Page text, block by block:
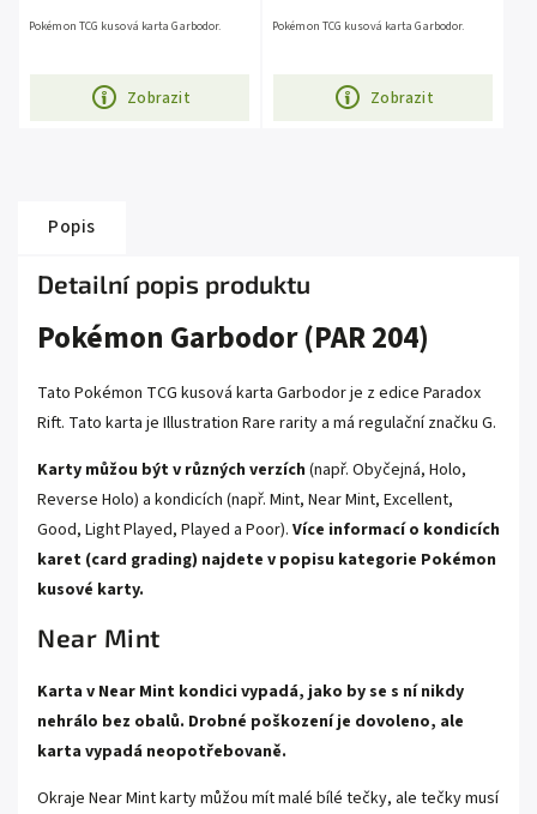
Zobrazit
Pokémon TCG kusová karta Garbodor.
Zobrazit
Pokémon TCG kusová karta Garbodor.
Popis
Detailní popis produktu
Pokémon Garbodor (PAR 204)
Tato Pokémon TCG kusová karta Garbodor je z edice Paradox
Rift. Tato karta je Illustration Rare rarity a má regulační značku G.
Karty můžou být v různých verzích (např. Obyčejná, Holo,
Reverse Holo) a kondicích (např. Mint, Near Mint, Excellent,
Good, Light Played, Played a Poor). Více informací o kondicích
karet (card grading) najdete v popisu kategorie Pokémon
kusové karty.
Near Mint
Karta v Near Mint kondici vypadá, jako by se s ní nikdy
nehrálo bez obalů. Drobné poškození je dovoleno, ale
karta vypadá neopotřebovaně.
Okraje Near Mint karty můžou mít malé bílé tečky, ale tečky musí